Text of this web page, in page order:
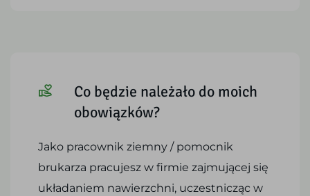
Co będzie należało do moich
obowiązków?
Jako pracownik ziemny / pomocnik
brukarza pracujesz w firmie zajmującej się
układaniem nawierzchni, uczestnicząc w